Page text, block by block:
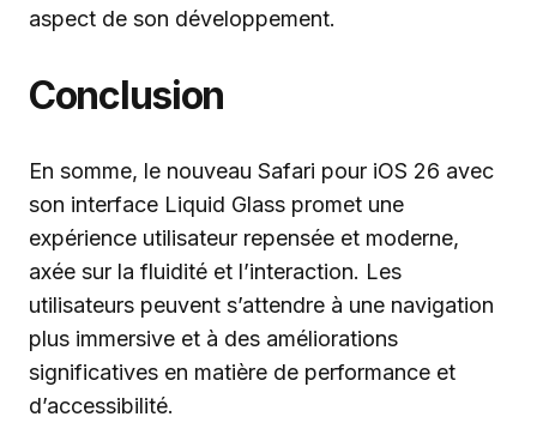
aspect de son développement.
Conclusion
En somme, le nouveau Safari pour iOS 26 avec
son interface Liquid Glass promet une
expérience utilisateur repensée et moderne,
axée sur la fluidité et l’interaction. Les
utilisateurs peuvent s’attendre à une navigation
plus immersive et à des améliorations
significatives en matière de performance et
d’accessibilité.